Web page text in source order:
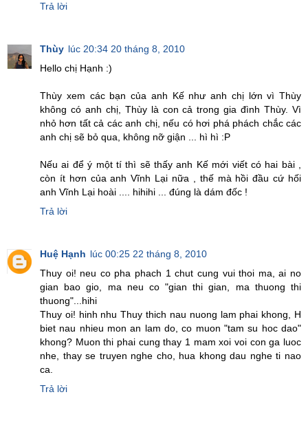
Trả lời
Thùy lúc 20:34 20 tháng 8, 2010
Hello chị Hạnh :)
Thùy xem các bạn của anh Kế như anh chị lớn vì Thùy
không có anh chị, Thùy là con cả trong gia đình Thùy. Vì
nhỏ hơn tất cả các anh chị, nếu có hơi phá phách chắc các
anh chị sẽ bỏ qua, không nỡ giận ... hì hì :P
Nếu ai để ý một tí thì sẽ thấy anh Kế mới viết có hai bài ,
còn ít hơn của anh Vĩnh Lại nữa , thế mà hồi đầu cứ hối
anh Vĩnh Lại hoài .... hihihi ... đúng là dám đốc !
Trả lời
Huệ Hạnh lúc 00:25 22 tháng 8, 2010
Thuy oi! neu co pha phach 1 chut cung vui thoi ma, ai no
gian bao gio, ma neu co "gian thi gian, ma thuong thi
thuong"...hihi
Thuy oi! hinh nhu Thuy thich nau nuong lam phai khong, H
biet nau nhieu mon an lam do, co muon "tam su hoc dao"
khong? Muon thi phai cung thay 1 mam xoi voi con ga luoc
nhe, thay se truyen nghe cho, hua khong dau nghe ti nao
ca.
Trả lời